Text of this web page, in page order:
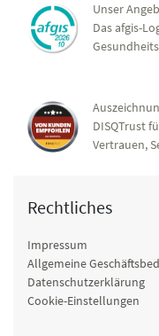
Unser
Das afgis-
DISQTrust
Vertrauen,
Rechtliches
Impressum
Allgemeine
Datenschutzerklärung
Cookie-Einstellungen